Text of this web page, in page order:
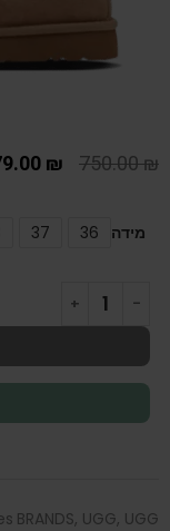
750.00₪
₪
מידה 36
37
BRANDS, UGG, UGG חורף